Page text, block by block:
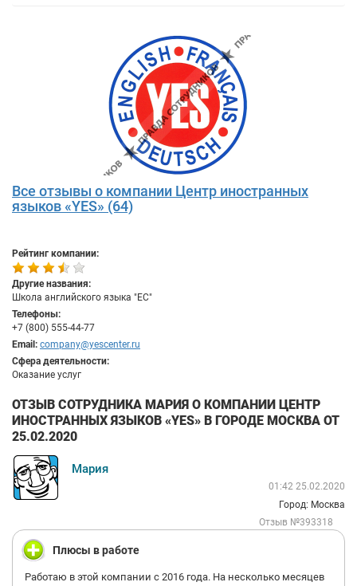
Все отзывы о компании Центр иностранных
языков «YES» (64)
Рейтинг компании:
Другие названия:
Школа английского языка "ЕС"
Телефоны:
+7 (800) 555-44-77
Email: company@yescenter.ru
Сфера деятельности:
Оказание услуг
ОТЗЫВ СОТРУДНИКА МАРИЯ О КОМПАНИИ ЦЕНТР
ИНОСТРАННЫХ ЯЗЫКОВ «YES» В ГОРОДЕ МОСКВА ОТ
25.02.2020
Мария
01:42 25.02.2020
Город: Москва
Отзыв №393318
Плюсы в работе
Работаю в этой компании с 2016 года. На несколько месяцев